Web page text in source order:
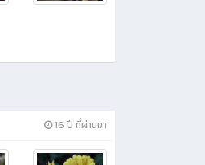
16 ปี ที่ผ่านมา